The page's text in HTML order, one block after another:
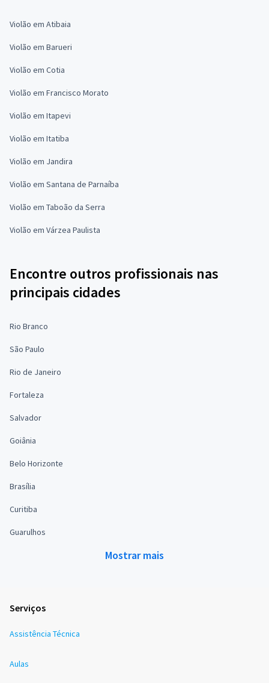
Violão em Atibaia
Violão em Barueri
Violão em Cotia
Violão em Francisco Morato
Violão em Itapevi
Violão em Itatiba
Violão em Jandira
Violão em Santana de Parnaíba
Violão em Taboão da Serra
Violão em Várzea Paulista
Encontre outros profissionais nas
principais cidades
Rio Branco
São Paulo
Rio de Janeiro
Fortaleza
Salvador
Goiânia
Belo Horizonte
Brasília
Curitiba
Guarulhos
Mostrar mais
Serviços
Assistência Técnica
Aulas